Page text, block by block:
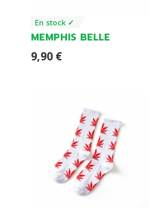
En stock ✓
MEMPHIS BELLE
9,90 €